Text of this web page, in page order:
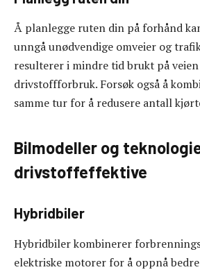
Å planlegge ruten din på forhånd
unngå unødvendige omveier og
resulterer i mindre tid brukt på
drivstoffforbruk. Forsøk også å
samme tur for å redusere antall
Bilmodeller og
drivstoffeffektive
Hybridbiler
Hybridbiler kombinerer
elektriske motorer for å oppnå